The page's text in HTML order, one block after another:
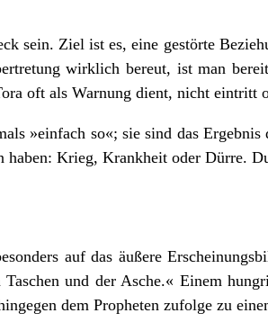
sein. Ziel ist es, eine gestörte
wirklich bereut, ist man
oft als Warnung dient, nicht eintritt
»einfach so«; sie sind das Ergebnis
Krieg, Krankheit oder Dürre.
auf das äußere
und der Asche.« Einem
dem Propheten zufolge zu